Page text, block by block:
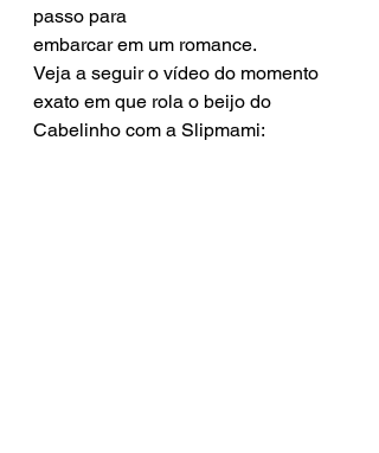
passo para
embarcar em um romance.
Veja a seguir o vídeo do momento
exato em que rola o beijo do
Cabelinho com a Slipmami: